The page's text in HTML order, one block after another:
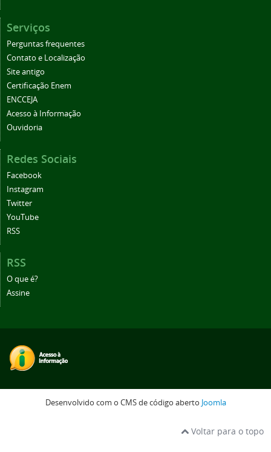
Serviços
Perguntas frequentes
Contato e Localização
Site antigo
Certificação Enem
ENCCEJA
Acesso à Informação
Ouvidoria
Redes Sociais
Facebook
Instagram
Twitter
YouTube
RSS
RSS
O que é?
Assine
Desenvolvido com o CMS de código aberto Joomla
Voltar para o topo